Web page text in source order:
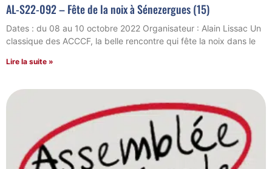
AL-S22-092 – Fête de la noix à Sénezergues (15)
Dates : du 08 au 10 octobre 2022 Organisateur : Alain Lissac Un
classique des ACCCF, la belle rencontre qui fête la noix dans le
Lire la suite »